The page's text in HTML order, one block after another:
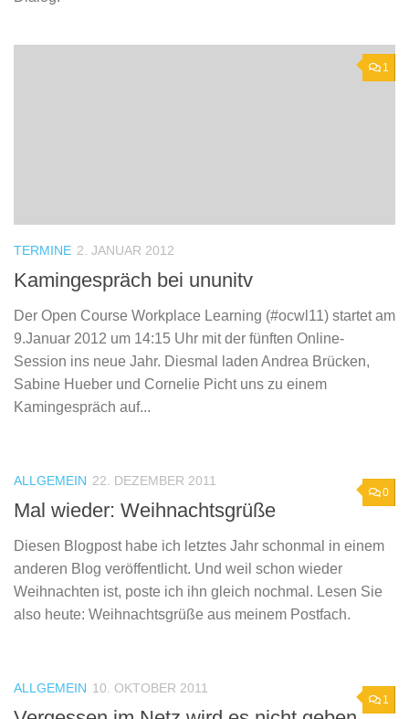
1
TERMINE 2. JANUAR 2012
Kamingespräch bei ununitv
Der Open Course Workplace Learning (#ocwl11) startet am
9.Januar 2012 um 14:15 Uhr mit der fünften Online-
Session ins neue Jahr. Diesmal laden Andrea Brücken,
Sabine Hueber und Cornelie Picht uns zu einem
Kamingespräch auf...
0
ALLGEMEIN 22. DEZEMBER 2011
Mal wieder: Weihnachtsgrüße
Diesen Blogpost habe ich letztes Jahr schonmal in einem
anderen Blog veröffentlicht. Und weil schon wieder
Weihnachten ist, poste ich ihn gleich nochmal. Lesen Sie
also heute: Weihnachtsgrüße aus meinem Postfach.
1
ALLGEMEIN 10. OKTOBER 2011